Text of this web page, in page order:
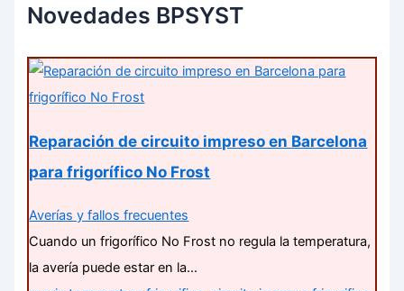
Novedades BPSYST
Reparación de circuito impreso en Barcelona
para frigorífico No Frost
Averías y fallos frecuentes
Cuando un frigorífico No Frost no regula la temperatura,
la avería puede estar en la…